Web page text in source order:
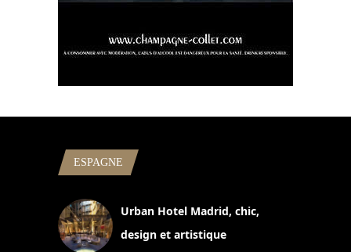
ESPAGNE
Urban Hotel Madrid, chic,
design et artistique